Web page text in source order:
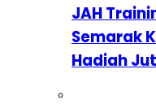
JAH
Semarak
Hadiah